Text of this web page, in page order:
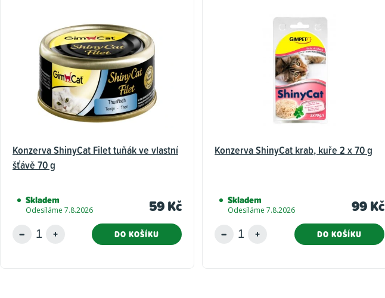
Konzerva ShinyCat Filet tuňák ve vlastní
šťávě 70 g
Skladem
Odesíláme 7.8.2026 59 Kč
DO KOŠÍKU
Konzerva ShinyCat krab, kuře 2 x 70 g
Skladem
Odesíláme 7.8.2026 99 Kč
DO KOŠÍKU